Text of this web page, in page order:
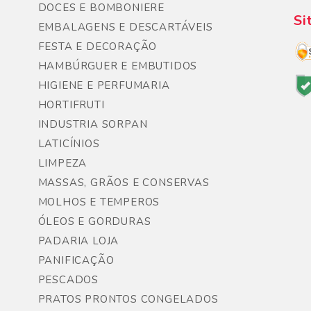
DOCES E BOMBONIERE
EMBALAGENS E DESCARTÁVEIS
FESTA E DECORAÇÃO
HAMBÚRGUER E EMBUTIDOS
HIGIENE E PERFUMARIA
HORTIFRUTI
INDUSTRIA SORPAN
LATICÍNIOS
LIMPEZA
MASSAS, GRÃOS E CONSERVAS
MOLHOS E TEMPEROS
ÓLEOS E GORDURAS
PADARIA LOJA
PANIFICAÇÃO
PESCADOS
PRATOS PRONTOS CONGELADOS